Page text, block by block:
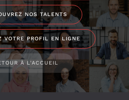
NOS TALENTS
VOTRE PROFIL EN LIGNE
À L'ACCUEIL